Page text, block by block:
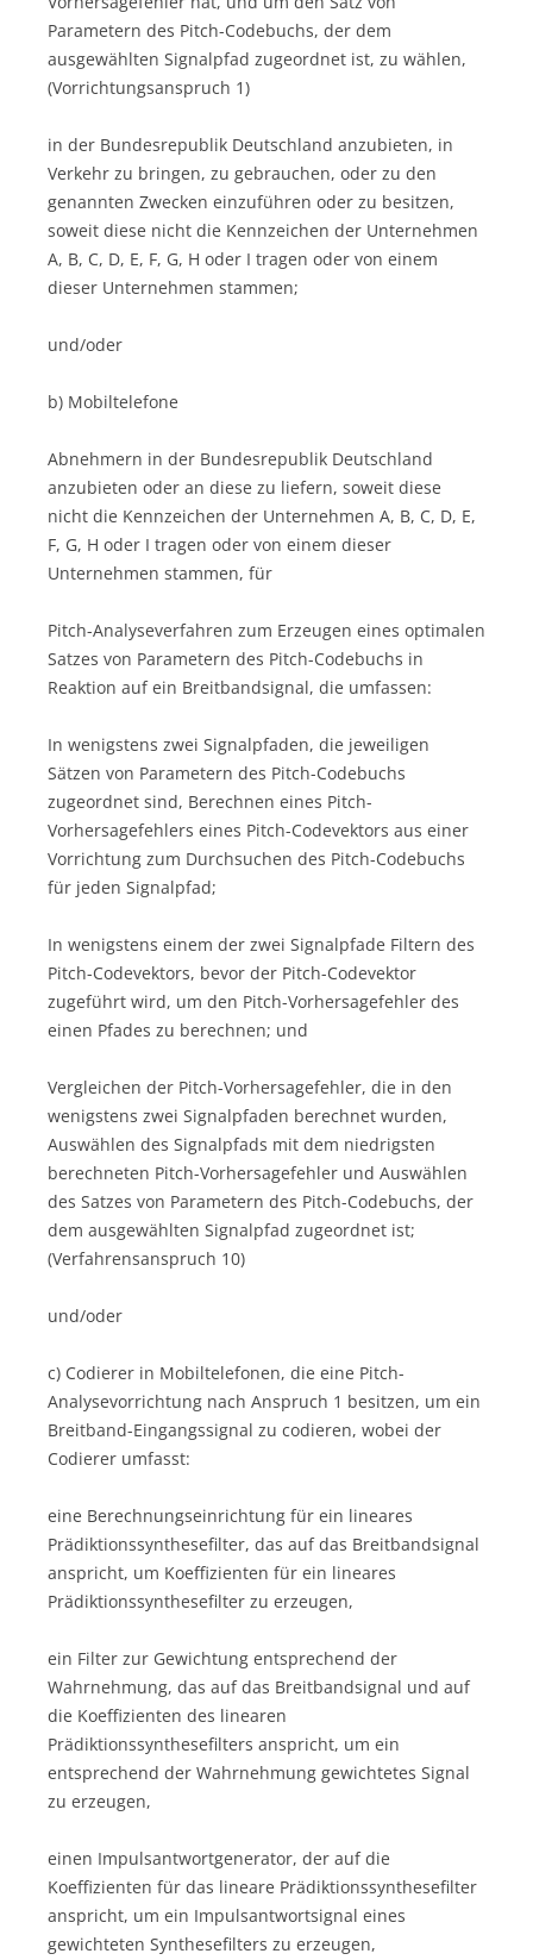
Parametern des Pitch-Codebuchs, der dem
ausgewählten Signalpfad zugeordnet ist, zu wählen,
(Vorrichtungsanspruch 1)
in der Bundesrepublik Deutschland anzubieten, in
Verkehr zu bringen, zu gebrauchen, oder zu den
genannten Zwecken einzuführen oder zu besitzen,
soweit diese nicht die Kennzeichen der Unternehmen
A, B, C, D, E, F, G, H oder I tragen oder von einem
dieser Unternehmen stammen;
und/oder
b) Mobiltelefone
Abnehmern in der Bundesrepublik Deutschland
anzubieten oder an diese zu liefern, soweit diese
nicht die Kennzeichen der Unternehmen A, B, C, D, E,
F, G, H oder I tragen oder von einem dieser
Unternehmen stammen, für
Pitch-Analyseverfahren zum Erzeugen eines optimalen
Satzes von Parametern des Pitch-Codebuchs in
Reaktion auf ein Breitbandsignal, die umfassen:
In wenigstens zwei Signalpfaden, die jeweiligen
Sätzen von Parametern des Pitch-Codebuchs
zugeordnet sind, Berechnen eines Pitch-
Vorhersagefehlers eines Pitch-Codevektors aus einer
Vorrichtung zum Durchsuchen des Pitch-Codebuchs
für jeden Signalpfad;
In wenigstens einem der zwei Signalpfade Filtern des
Pitch-Codevektors, bevor der Pitch-Codevektor
zugeführt wird, um den Pitch-Vorhersagefehler des
einen Pfades zu berechnen; und
Vergleichen der Pitch-Vorhersagefehler, die in den
wenigstens zwei Signalpfaden berechnet wurden,
Auswählen des Signalpfads mit dem niedrigsten
berechneten Pitch-Vorhersagefehler und Auswählen
des Satzes von Parametern des Pitch-Codebuchs, der
dem ausgewählten Signalpfad zugeordnet ist;
(Verfahrensanspruch 10)
und/oder
c) Codierer in Mobiltelefonen, die eine Pitch-
Analysevorrichtung nach Anspruch 1 besitzen, um ein
Breitband-Eingangssignal zu codieren, wobei der
Codierer umfasst:
eine Berechnungseinrichtung für ein lineares
Prädiktionssynthesefilter, das auf das Breitbandsignal
anspricht, um Koeffizienten für ein lineares
Prädiktionssynthesefilter zu erzeugen,
ein Filter zur Gewichtung entsprechend der
Wahrnehmung, das auf das Breitbandsignal und auf
die Koeffizienten des linearen
Prädiktionssynthesefilters anspricht, um ein
entsprechend der Wahrnehmung gewichtetes Signal
zu erzeugen,
einen Impulsantwortgenerator, der auf die
Koeffizienten für das lineare Prädiktionssynthesefilter
anspricht, um ein Impulsantwortsignal eines
gewichteten Synthesefilters zu erzeugen,